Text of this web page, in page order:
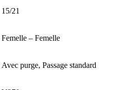
15/21
Femelle – Femelle
Avec purge, Passage standard